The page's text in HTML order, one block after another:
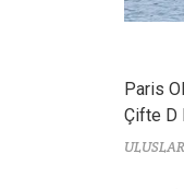
Paris
Çifte D